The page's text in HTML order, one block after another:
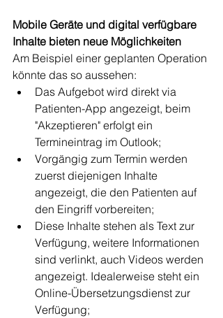
Mobile Geräte und digital verfügbare
Inhalte bieten neue Möglichkeiten
Am Beispiel einer geplanten Operation
könnte das so aussehen:
Das Aufgebot wird direkt via
Patienten-App angezeigt, beim
"Akzeptieren" erfolgt ein
Termineintrag im Outlook;
Vorgängig zum Termin werden
zuerst diejenigen Inhalte
angezeigt, die den Patienten auf
den Eingriff vorbereiten;
Diese Inhalte stehen als Text zur
Verfügung, weitere Informationen
sind verlinkt, auch Videos werden
angezeigt. Idealerweise steht ein
Online-Übersetzungsdienst zur
Verfügung;